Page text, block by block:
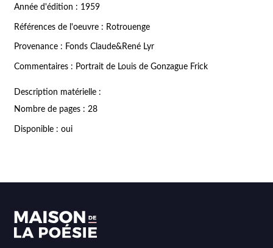
Année d'édition : 1959
Références de l'oeuvre : Rotrouenge
Provenance : Fonds Claude&René Lyr
Commentaires : Portrait de Louis de Gonzague Frick
Description matérielle :
Nombre de pages : 28
Disponible : oui